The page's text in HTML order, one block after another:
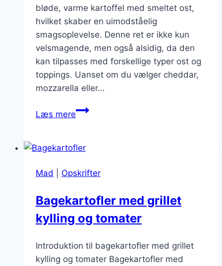
bløde, varme kartoffel med smeltet ost,
hvilket skaber en uimodståelig
smagsoplevelse. Denne ret er ikke kun
velsmagende, men også alsidig, da den
kan tilpasses med forskellige typer ost og
toppings. Uanset om du vælger cheddar,
mozzarella eller…
Læs mereBagekartofler
en
kombination
Mad Opskrifter
Bagekartofler med grillet
kylling og tomater
Introduktion til bagekartofler med grillet
kylling og tomater Bagekartofler med